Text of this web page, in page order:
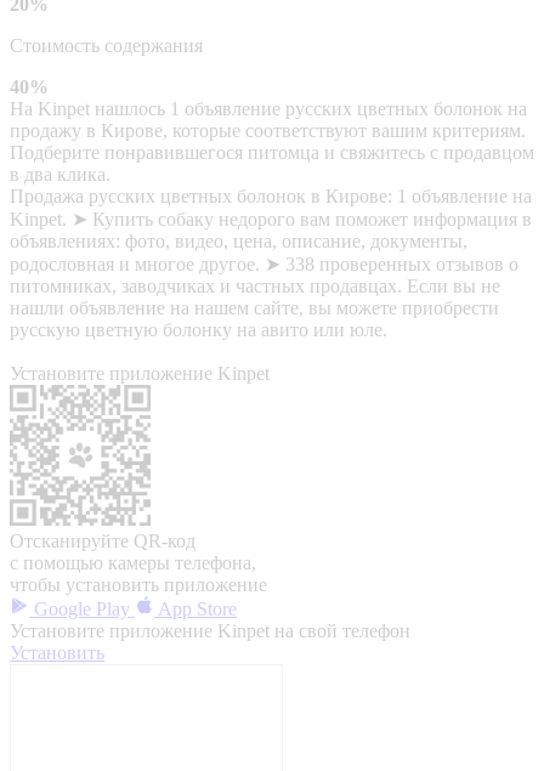
Стоимость содержания
40%
На Kinpet нашлось 1 объявление русских цветных болонок на
продажу в Кирове, которые соответствуют вашим критериям.
Подберите понравившегося питомца и свяжитесь с продавцом
в два клика.
Продажа русских цветных болонок в Кирове: 1 объявление на
Kinpet. ➤ Купить собаку недорого вам поможет информация в
объявлениях: фото, видео, цена, описание, документы,
родословная и многое другое. ➤ 338 проверенных отзывов о
питомниках, заводчиках и частных продавцах. Если вы не
нашли объявление на нашем сайте, вы можете приобрести
русскую цветную болонку на авито или юле.
Установите приложение Kinpet
Отсканируйте QR-код
с помощью камеры телефона,
чтобы установить приложение
Google Play
App Store
Установите приложение Kinpet на свой телефон
Установить